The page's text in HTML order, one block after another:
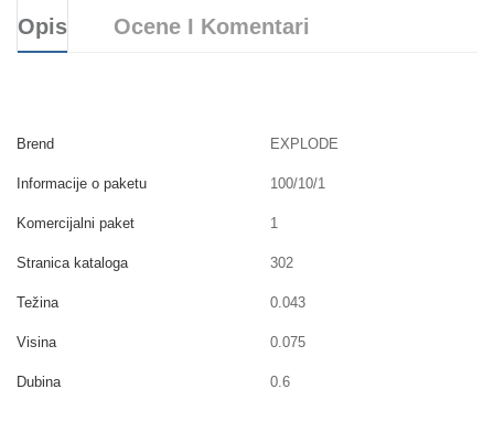
Opis Ocene I Komentari
Brend EXPLODE
Informacije o paketu 100/10/1
Komercijalni paket 1
Stranica kataloga 302
Težina 0.043
Visina 0.075
Dubina 0.6